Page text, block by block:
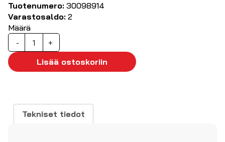
Tuotenumero: 30098914
Varastosaldo: 2
Määrä
-
Torx
sarja,
T5...T10
määrä
+
Lisää ostoskoriin
Tekniset tiedot